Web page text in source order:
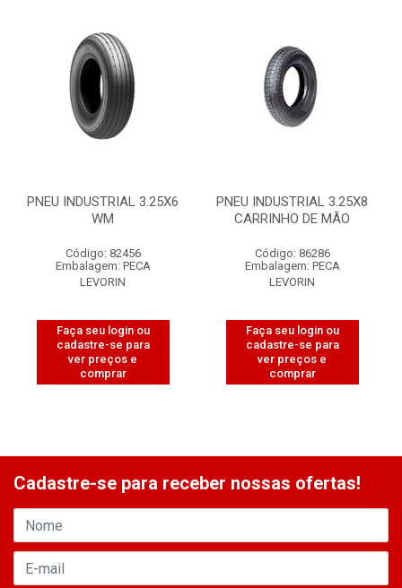
PNEU INDUSTRIAL 3.25X6
WM
Código: 82456
Embalagem: PECA
LEVORIN
Faça seu login ou
cadastre-se para
ver preços e
comprar
PNEU INDUSTRIAL 3.25X8
CARRINHO DE MÃO
Código: 86286
Embalagem: PECA
LEVORIN
Faça seu login ou
cadastre-se para
ver preços e
comprar
Cadastre-se para receber nossas ofertas!